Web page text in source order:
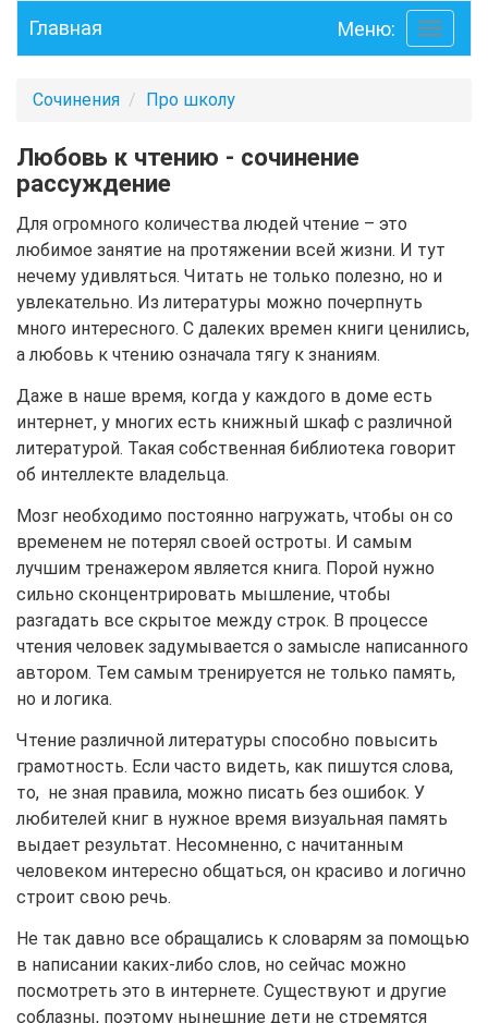
Toggle
Главная Меню:
Сочинения Про школу
Любовь к чтению - сочинение
рассуждение
Для огромного количества людей чтение – это
любимое занятие на протяжении всей жизни. И тут
нечему удивляться. Читать не только полезно, но и
увлекательно. Из литературы можно почерпнуть
много интересного. С далеких времен книги ценились,
а любовь к чтению означала тягу к знаниям.
Даже в наше время, когда у каждого в доме есть
интернет, у многих есть книжный шкаф с различной
литературой. Такая собственная библиотека говорит
об интеллекте владельца.
Мозг необходимо постоянно нагружать, чтобы он со
временем не потерял своей остроты. И самым
лучшим тренажером является книга. Порой нужно
сильно сконцентрировать мышление, чтобы
разгадать все скрытое между строк. В процессе
чтения человек задумывается о замысле написанного
автором. Тем самым тренируется не только память,
но и логика.
Чтение различной литературы способно повысить
грамотность. Если часто видеть, как пишутся слова,
то, не зная правила, можно писать без ошибок. У
любителей книг в нужное время визуальная память
выдает результат. Несомненно, с начитанным
человеком интересно общаться, он красиво и логично
строит свою речь.
Не так давно все обращались к словарям за помощью
в написании каких-либо слов, но сейчас можно
посмотреть это в интернете. Существуют и другие
соблазны, поэтому нынешние дети не стремятся